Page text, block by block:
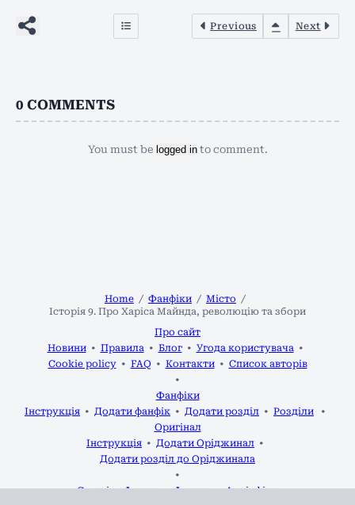
Previous Next
0 COMMENTS
You must be logged into comment.
Home Фанфіки
Місто
Історія 9. Про Харіса Майнда, революцію та збори
Про сайт
Новини
Правила Блог
Угода користувача
Cookie policy
FAQ Контакти Список авторів
Фанфіки
Інструкція
Додати фанфік Додати розділ
Розділи
Оригінал
Інструкція
Додати Оріджинал
Додати розділ до Оріджинала
Статті Форум Фанарт
Аудіофіки